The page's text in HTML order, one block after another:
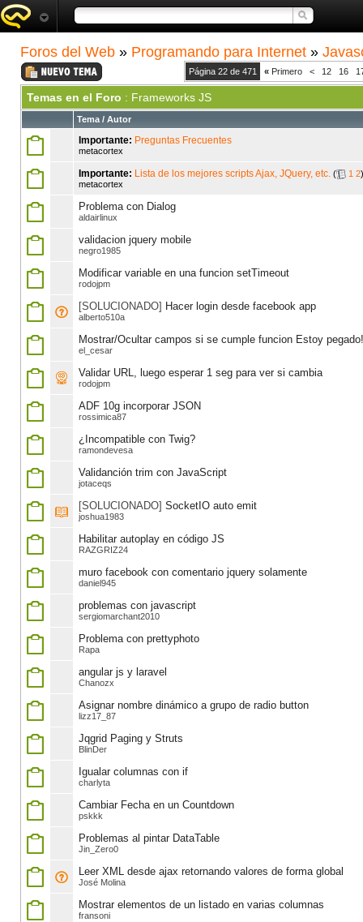
Foros del Web » Programando para Internet »
Página 22 de 471 « Primero < 12 16
Temas en el Foro : Frameworks JS
Tema / Autor
Importante: Preguntas Frecuentes
metacortex
Importante: Lista de los mejores scripts Ajax, JQuery, etc. ( 1 2)
metacortex
Problema con Dialog
aldairlinux
validacion jquery mobile
negro1985
Modificar variable en una funcion setTimeout
rodojpm
[SOLUCIONADO] Hacer login desde facebook app
alberto510a
Mostrar/Ocultar campos si se cumple funcion Estoy
el_cesar
Validar URL, luego esperar 1 seg para ver si cambia
rodojpm
ADF 10g incorporar JSON
rossimica87
¿Incompatible con Twig?
ramondevesa
Validanción trim con JavaScript
jotaceqs
[SOLUCIONADO] SocketIO auto emit
joshua1983
Habilitar autoplay en código JS
RAZGRIZ24
muro facebook con comentario jquery solamente
daniel945
problemas con javascript
sergiomarchant2010
Problema con prettyphoto
Rapa
angular js y laravel
Chanozx
Asignar nombre dinámico a grupo de radio button
lizz17_87
Jqgrid Paging y Struts
BlinDer
Igualar columnas con if
charlyta
Cambiar Fecha en un Countdown
pskkk
Problemas al pintar DataTable
Jin_Zero0
Leer XML desde ajax retornando valores de forma global
José Molina
Mostrar elementos de un listado en varias columnas
fransoni